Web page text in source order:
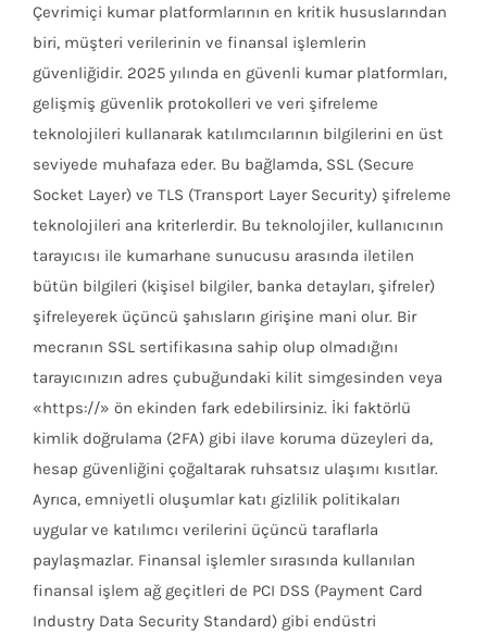
Çevrimiçi kumar platformlarının en kritik hususlarından
biri, müşteri verilerinin ve finansal işlemlerin
güvenliğidir. 2025 yılında en güvenli kumar platformları,
gelişmiş güvenlik protokolleri ve veri şifreleme
teknolojileri kullanarak katılımcılarının bilgilerini en üst
seviyede muhafaza eder. Bu bağlamda, SSL (Secure
Socket Layer) ve TLS (Transport Layer Security) şifreleme
teknolojileri ana kriterlerdir. Bu teknolojiler, kullanıcının
tarayıcısı ile kumarhane sunucusu arasında iletilen
bütün bilgileri (kişisel bilgiler, banka detayları, şifreler)
şifreleyerek üçüncü şahısların girişine mani olur. Bir
mecranın SSL sertifikasına sahip olup olmadığını
tarayıcınızın adres çubuğundaki kilit simgesinden veya
«https://» ön ekinden fark edebilirsiniz. İki faktörlü
kimlik doğrulama (2FA) gibi ilave koruma düzeyleri da,
hesap güvenliğini çoğaltarak ruhsatsız ulaşımı kısıtlar.
Ayrıca, emniyetli oluşumlar katı gizlilik politikaları
uygular ve katılımcı verilerini üçüncü taraflarla
paylaşmazlar. Finansal işlemler sırasında kullanılan
finansal işlem ağ geçitleri de PCI DSS (Payment Card
Industry Data Security Standard) gibi endüstri